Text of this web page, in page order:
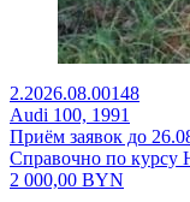
2.2026.08.00148
Audi 100, 1991
Приём заявок до
Справочно по курсу
2 000,00 BYN